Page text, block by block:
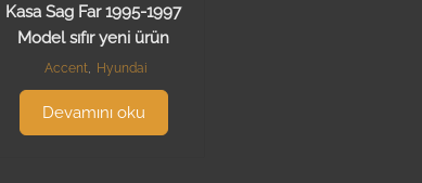
Kasa Sag Far 1995-1997
Model sıfır yeni ürün
Accent, Hyundai
Devamını oku